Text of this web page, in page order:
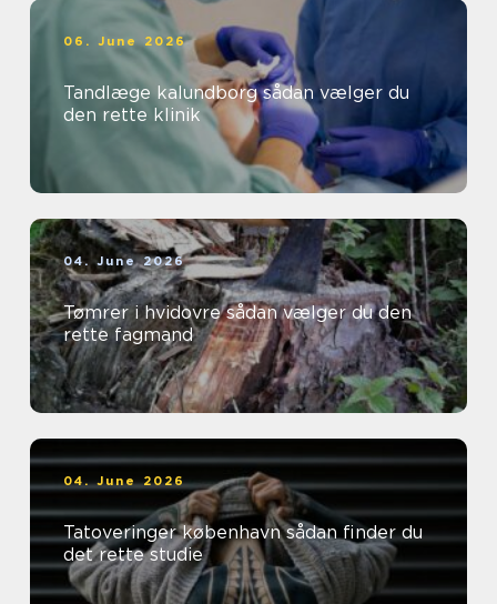
06. June 2026
Tandlæge kalundborg sådan vælger du
den rette klinik
04. June 2026
Tømrer i hvidovre sådan vælger du den
rette fagmand
04. June 2026
Tatoveringer københavn sådan finder du
det rette studie